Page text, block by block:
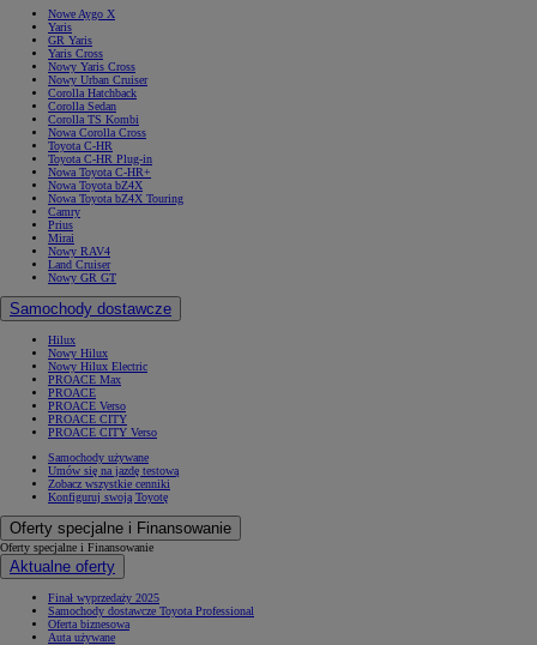
Nowe Aygo X
Yaris
GR Yaris
Yaris Cross
Nowy Yaris Cross
Nowy Urban Cruiser
Corolla Hatchback
Corolla Sedan
Corolla TS Kombi
Nowa Corolla Cross
Toyota C-HR
Toyota C-HR Plug-in
Nowa Toyota C-HR+
Nowa Toyota bZ4X
Nowa Toyota bZ4X Touring
Camry
Prius
Mirai
Nowy RAV4
Land Cruiser
Nowy GR GT
Samochody dostawcze
Hilux
Nowy Hilux
Nowy Hilux Electric
PROACE Max
PROACE
PROACE Verso
PROACE CITY
PROACE CITY Verso
Samochody używane
Umów się na jazdę testową
Zobacz wszystkie cenniki
Konfiguruj swoją Toyotę
Oferty specjalne i Finansowanie
Oferty specjalne i Finansowanie
Aktualne oferty
Finał wyprzedaży 2025
Samochody dostawcze Toyota Professional
Oferta biznesowa
Auta używane